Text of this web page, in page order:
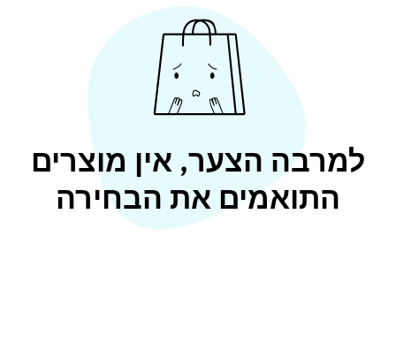
למרבה הצער, אין מוצרים
התואמים את הבחירה